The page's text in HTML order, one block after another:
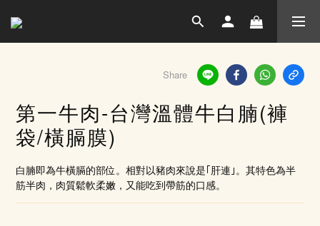
Share
第一牛肉-台灣溫體牛白腩(褲
袋/橫膈膜)
白腩即為牛橫膈的部位。相對以豬肉來說是｢肝連｣。其特色為半
筋半肉，肉質鬆軟柔嫩，又能吃到帶筋的口感。